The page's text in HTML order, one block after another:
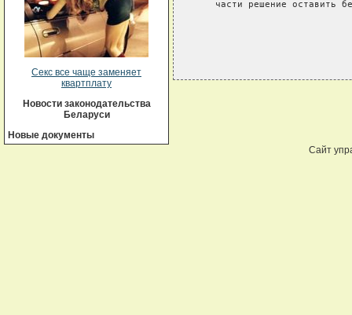
Секс все чаще заменяет
квартплату
Новости законодательства
Беларуси
Новые документы
Сайт